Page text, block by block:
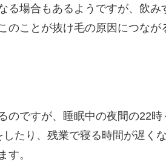
る場合もあるようですが、飲み
のことが抜け毛の原因につなが
のですが、睡眠中の夜間の22時
たり、残業で寝る時間が遅く
す。